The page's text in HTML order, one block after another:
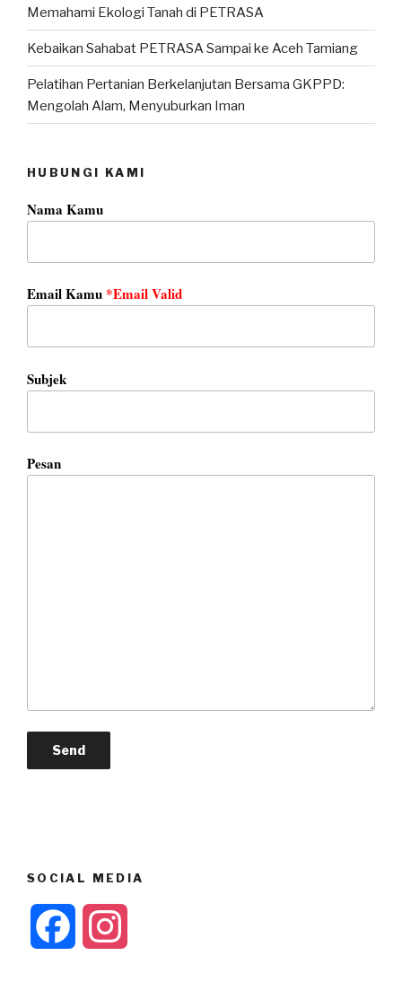
Memahami Ekologi Tanah di PETRASA
Kebaikan Sahabat PETRASA Sampai ke Aceh Tamiang
Pelatihan Pertanian Berkelanjutan Bersama GKPPD:
Mengolah Alam, Menyuburkan Iman
HUBUNGI KAMI
Nama Kamu
Email Kamu *Email Valid
Subjek
Pesan
SOCIAL MEDIA